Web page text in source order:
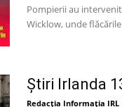
Pompierii au
Wicklow, unde
Știri Irlanda
Redacția Informația IRL